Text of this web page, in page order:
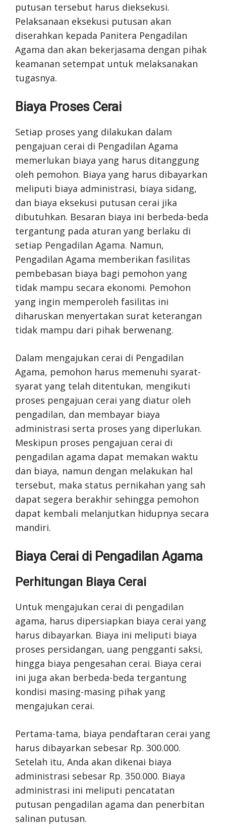
putusan tersebut harus dieksekusi.
Pelaksanaan eksekusi putusan akan
diserahkan kepada Panitera Pengadilan
Agama dan akan bekerjasama dengan pihak
keamanan setempat untuk melaksanakan
tugasnya.
Biaya Proses Cerai
Setiap proses yang dilakukan dalam
pengajuan cerai di Pengadilan Agama
memerlukan biaya yang harus ditanggung
oleh pemohon. Biaya yang harus dibayarkan
meliputi biaya administrasi, biaya sidang,
dan biaya eksekusi putusan cerai jika
dibutuhkan. Besaran biaya ini berbeda-beda
tergantung pada aturan yang berlaku di
setiap Pengadilan Agama. Namun,
Pengadilan Agama memberikan fasilitas
pembebasan biaya bagi pemohon yang
tidak mampu secara ekonomi. Pemohon
yang ingin memperoleh fasilitas ini
diharuskan menyertakan surat keterangan
tidak mampu dari pihak berwenang.
Dalam mengajukan cerai di Pengadilan
Agama, pemohon harus memenuhi syarat-
syarat yang telah ditentukan, mengikuti
proses pengajuan cerai yang diatur oleh
pengadilan, dan membayar biaya
administrasi serta proses yang diperlukan.
Meskipun proses pengajuan cerai di
pengadilan agama dapat memakan waktu
dan biaya, namun dengan melakukan hal
tersebut, maka status pernikahan yang sah
dapat segera berakhir sehingga pemohon
dapat kembali melanjutkan hidupnya secara
mandiri.
Biaya Cerai di Pengadilan Agama
Perhitungan Biaya Cerai
Untuk mengajukan cerai di pengadilan
agama, harus dipersiapkan biaya cerai yang
harus dibayarkan. Biaya ini meliputi biaya
proses persidangan, uang pengganti saksi,
hingga biaya pengesahan cerai. Biaya cerai
ini juga akan berbeda-beda tergantung
kondisi masing-masing pihak yang
mengajukan cerai.
Pertama-tama, biaya pendaftaran cerai yang
harus dibayarkan sebesar Rp. 300.000.
Setelah itu, Anda akan dikenai biaya
administrasi sebesar Rp. 350.000. Biaya
administrasi ini meliputi pencatatan
putusan pengadilan agama dan penerbitan
salinan putusan.